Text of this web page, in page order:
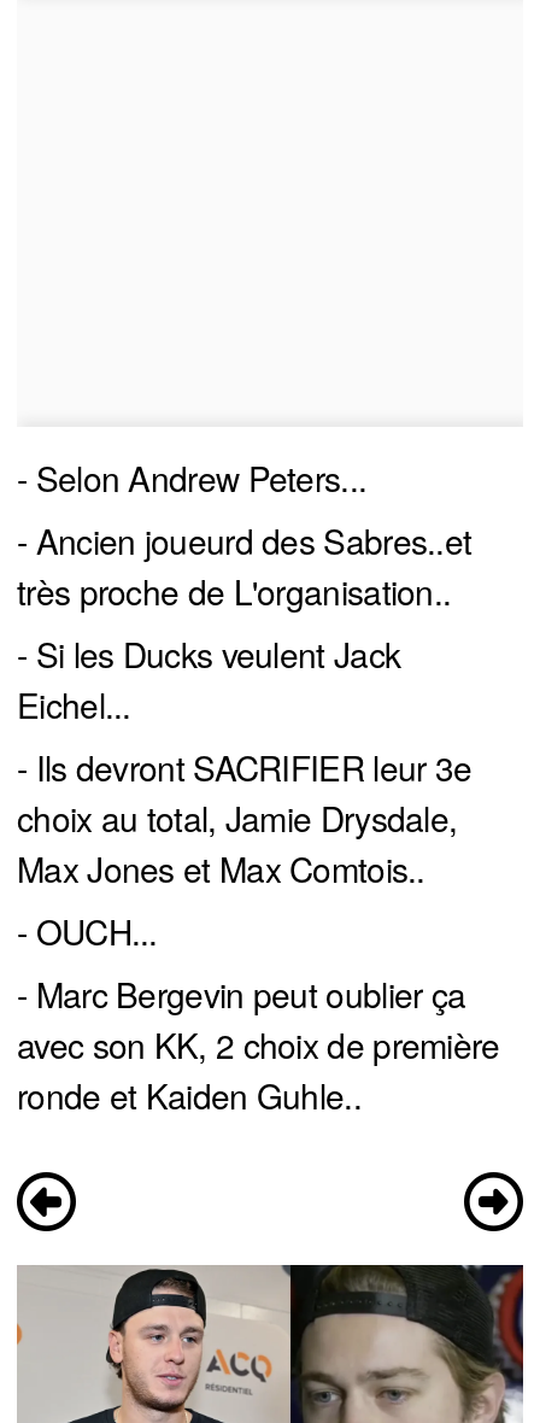
- Selon Andrew Peters...
- Ancien joueurd des Sabres..et
très proche de L'organisation..
- Si les Ducks veulent Jack
Eichel...
- Ils devront SACRIFIER leur 3e
choix au total, Jamie Drysdale,
Max Jones et Max Comtois..
- OUCH...
- Marc Bergevin peut oublier ça
avec son KK, 2 choix de première
ronde et Kaiden Guhle..